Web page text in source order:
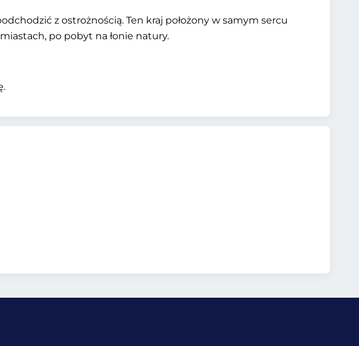
z ostrożnością. Ten kraj położony w samym sercu
po pobyt na łonie natury.